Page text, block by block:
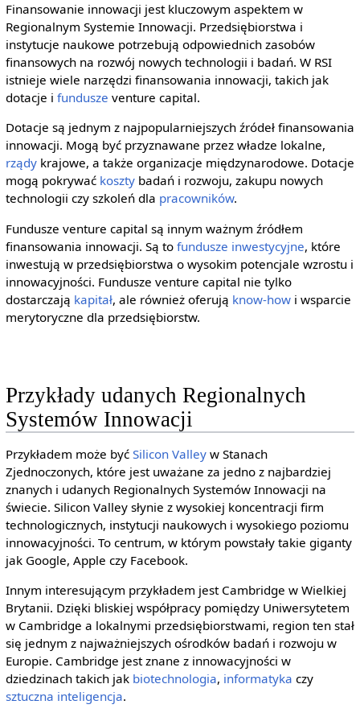
Finansowanie innowacji jest kluczowym aspektem w
Regionalnym Systemie Innowacji. Przedsiębiorstwa i
instytucje naukowe potrzebują odpowiednich zasobów
finansowych na rozwój nowych technologii i badań. W RSI
istnieje wiele narzędzi finansowania innowacji, takich jak
dotacje i fundusze venture capital.
Dotacje są jednym z najpopularniejszych źródeł finansowania
innowacji. Mogą być przyznawane przez władze lokalne,
rządykrajowe, a także organizacje międzynarodowe. Dotacje
mogą pokrywać kosztybadań i rozwoju, zakupu nowych
technologii czy szkoleń dla pracowników.
Fundusze venture capital są innym ważnym źródłem
finansowania innowacji. Są to fundusze inwestycyjne, które
inwestują w przedsiębiorstwa o wysokim potencjale wzrostu i
innowacyjności. Fundusze venture capital nie tylko
dostarczają kapitał, ale również oferują know-howi wsparcie
merytoryczne dla przedsiębiorstw.
Przykłady udanych Regionalnych
Systemów Innowacji
Przykładem może być Silicon Valleyw Stanach
Zjednoczonych, które jest uważane za jedno z najbardziej
znanych i udanych Regionalnych Systemów Innowacji na
świecie. Silicon Valley słynie z wysokiej koncentracji firm
technologicznych, instytucji naukowych i wysokiego poziomu
innowacyjności. To centrum, w którym powstały takie giganty
jak Google, Apple czy Facebook.
Innym interesującym przykładem jest Cambridge w Wielkiej
Brytanii. Dzięki bliskiej współpracy pomiędzy Uniwersytetem
w Cambridge a lokalnymi przedsiębiorstwami, region ten stał
się jednym z najważniejszych ośrodków badań i rozwoju w
Europie. Cambridge jest znane z innowacyjności w
dziedzinach takich jak biotechnologia, informatyka czy
sztuczna inteligencja.